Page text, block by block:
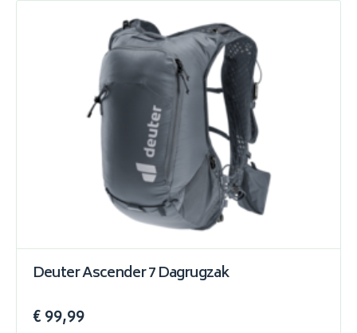
Deuter Ascender 7 Dagrugzak
€ 99,99